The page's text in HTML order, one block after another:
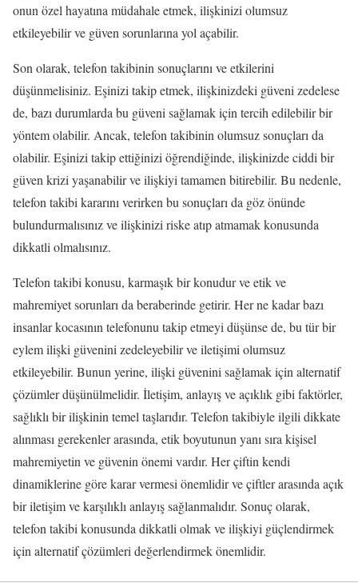
onun özel hayatına müdahale etmek, ilişkinizi olumsuz
etkileyebilir ve güven sorunlarına yol açabilir.
Son olarak, telefon takibinin sonuçlarını ve etkilerini
düşünmelisiniz. Eşinizi takip etmek, ilişkinizdeki güveni zedelese
de, bazı durumlarda bu güveni sağlamak için tercih edilebilir bir
yöntem olabilir. Ancak, telefon takibinin olumsuz sonuçları da
olabilir. Eşinizi takip ettiğinizi öğrendiğinde, ilişkinizde ciddi bir
güven krizi yaşanabilir ve ilişkiyi tamamen bitirebilir. Bu nedenle,
telefon takibi kararını verirken bu sonuçları da göz önünde
bulundurmalısınız ve ilişkinizi riske atıp atmamak konusunda
dikkatli olmalısınız.
Telefon takibi konusu, karmaşık bir konudur ve etik ve
mahremiyet sorunları da beraberinde getirir. Her ne kadar bazı
insanlar kocasının telefonunu takip etmeyi düşünse de, bu tür bir
eylem ilişki güvenini zedeleyebilir ve iletişimi olumsuz
etkileyebilir. Bunun yerine, ilişki güvenini sağlamak için alternatif
çözümler düşünülmelidir. İletişim, anlayış ve açıklık gibi faktörler,
sağlıklı bir ilişkinin temel taşlarıdır. Telefon takibiyle ilgili dikkate
alınması gerekenler arasında, etik boyutunun yanı sıra kişisel
mahremiyetin ve güvenin önemi vardır. Her çiftin kendi
dinamiklerine göre karar vermesi önemlidir ve çiftler arasında açık
bir iletişim ve karşılıklı anlayış sağlanmalıdır. Sonuç olarak,
telefon takibi konusunda dikkatli olmak ve ilişkiyi güçlendirmek
için alternatif çözümleri değerlendirmek önemlidir.